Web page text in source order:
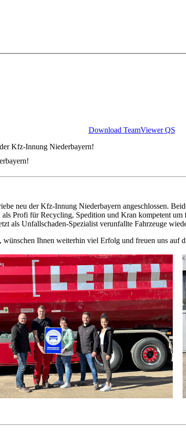
Download TeamViewer QS
Kfz-Innung Niederbayern!
neu der Kfz-Innung Niederbayern angeschlossen.
als Profi für Recycling, Spedition und Kran kompetent
als Unfallschaden-Spezialist verunfallte Fahrzeuge
Ihnen weiterhin viel Erfolg und freuen uns auf